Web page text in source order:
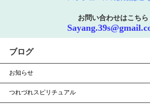
お問い合わせはこちら
ブログ
お知らせ
つれづれスピリチュアル